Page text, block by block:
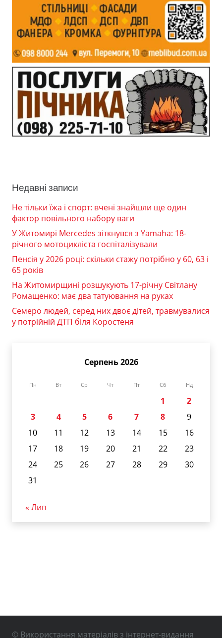
Недавні записи
Не тільки їжа і спорт: вчені знайшли ще один
фактор повільного набору ваги
У Житомирі Mercedes зіткнувся з Yamaha: 18-
річного мотоцикліста госпіталізували
Пенсія у 2026 році: скільки стажу потрібно у 60, 63 і
65 років
На Житомирщині розшукують 17-річну Світлану
Ромащенко: має два татуювання на руках
Семеро людей, серед них двоє дітей, травмувалися
у потрійній ДТП біля Коростеня
Серпень 2026
Пн Вт Ср Чт Пт Сб Нд
1
2
3
4 5 6 7 8
9
10
11 12 13 14 15
16
17
18 19 20 21 22
23
24
25 26 27 28 29
30
31
« Лип
© Використання матеріалів з інтернет-видання